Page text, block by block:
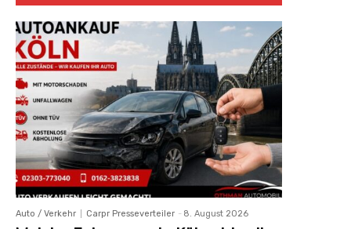
Auto / Verkehr Carpr Presseverteiler - 8. August 2026